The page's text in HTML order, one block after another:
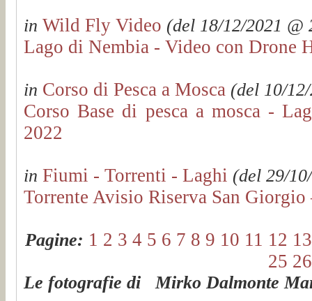
in Wild Fly Video (del 18/12/2021 @
Lago di Nembia - Video con Drone
in Corso di Pesca a Mosca (del 10/
Corso Base di pesca a mosca -
2022
in Fiumi - Torrenti - Laghi (del 29/
Torrente Avisio Riserva San
Pagine: 1 2 3 4 5 6 7 8 9 10 11 12 13
25 26
Le fotografie di Mirko Dalmonte